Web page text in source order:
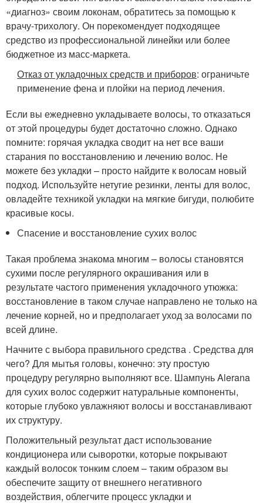
«диагноз» своим локонам, обратитесь за помощью к
врачу-трихологу. Он порекомендует подходящее
средство из профессиональной линейки или более
бюджетное из масс-маркета.
Отказ от укладочных средств и приборов: ограничьте
применение фена и плойки на период лечения.
Если вы ежедневно укладываете волосы, то отказаться
от этой процедуры будет достаточно сложно. Однако
помните: горячая укладка сводит на нет все ваши
старания по восстановлению и лечению волос. Не
можете без укладки – просто найдите к волосам новый
подход. Используйте нетугие резинки, ленты для волос,
овладейте техникой укладки на мягкие бигуди, полюбите
красивые косы.
Спасение и восстановление сухих волос
Такая проблема знакома многим – волосы становятся
сухими после регулярного окрашивания или в
результате частого применения укладочного утюжка:
восстановление в таком случае направлено не только на
лечение корней, но и предполагает уход за волосами по
всей длине.
Начните с выбора правильного средства . Средства для
чего? Для мытья головы, конечно: эту простую
процедуру регулярно выполняют все. Шампунь Alerana
для сухих волос содержит натуральные компоненты,
которые глубоко увлажняют волосы и восстанавливают
их структуру.
Положительный результат даст использование
кондиционера или сыворотки, которые покрывают
каждый волосок тонким слоем – таким образом вы
обеспечите защиту от внешнего негативного
воздействия, облегчите процесс укладки и